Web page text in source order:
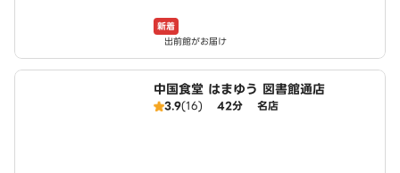
新着
出前館がお届け
中国食堂 はまゆう 図書館通店
3.9(16) 42分 名店